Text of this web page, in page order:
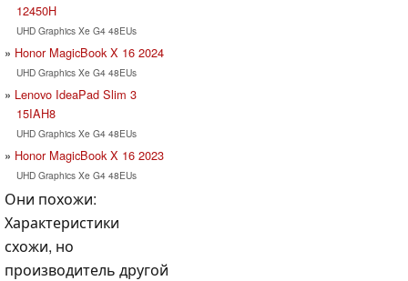
12450H
UHD Graphics Xe G4 48EUs
Honor MagicBook X 16 2024
UHD Graphics Xe G4 48EUs
Lenovo IdeaPad Slim 3
15IAH8
UHD Graphics Xe G4 48EUs
Honor MagicBook X 16 2023
UHD Graphics Xe G4 48EUs
Они похожи:
Характеристики
схожи, но
производитель другой